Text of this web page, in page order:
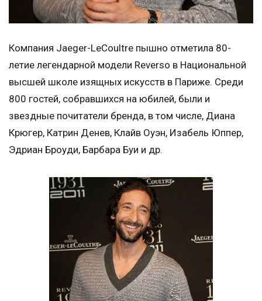
Компания Jaeger-LeCoultre пышно отметила 80-
летие легендарной модели Reverso в Национальной
высшей школе изящных искусств в Париже. Среди
800 гостей, собравшихся на юбилей, были и
звездные почитатели бренда, в том числе, Диана
Крюгер, Катрин Денев, Клайв Оуэн, Изабель Юппер,
Эдриан Броуди, Барбара Буи и др.